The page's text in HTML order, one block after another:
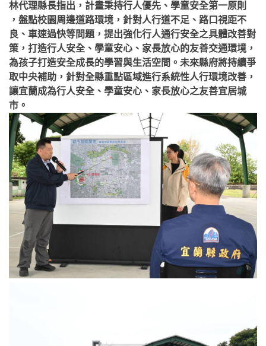
林代理縣長指出，計畫秉持行人優先、學童安全第一原則
，盤點校園周邊道路環境，針對人行道不足、路口視距不
良、車速過快等問題，提出強化行人通行安全之具體改善對
策，打造行人安全、學童安心、家長放心的友善交通環境，
為孩子打造安全成長的學習與生活空間。未來縣府將持續爭
取中央補助，針對全縣重點區域進行系統性人行環境改善，
讓宜蘭成為行人安全、學童安心、家長放心之友善宜居城
市。